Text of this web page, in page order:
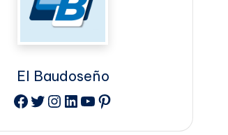
El Baudoseño
Facebook
Twitter
Instagram
LinkedIn
YouTube
Pinterest